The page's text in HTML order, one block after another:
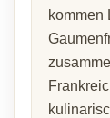
kommen